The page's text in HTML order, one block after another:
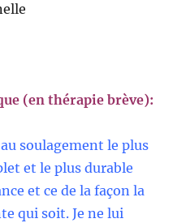
(en thérapie brève):
soulagement le plus
et le plus durable
et ce de la façon la
qui soit. Je ne lui